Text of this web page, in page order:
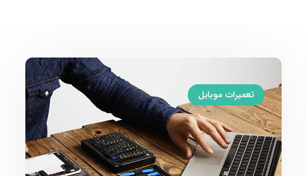
تعمیرات موبایل